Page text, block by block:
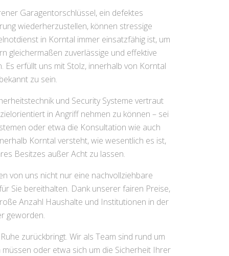
Garagentorschlüssel, ein defektes
wiederherzustellen, können stressige
in Korntal immer einsatzfähig ist, um
gleichermaßen zuverlässige und effektive
erfüllt uns mit Stolz, innerhalb von Korntal
zu sein.
und Security Systeme vertraut
in Angriff nehmen zu können – sei
oder etwa die Konsultation wie auch
Korntal versteht, wie wesentlich es ist,
Besitzes außer Acht zu lassen.
von uns nicht nur eine nachvollziehbare
Sie bereithalten. Dank unserer fairen Preise,
Anzahl Haushalte und Institutionen in der
geworden.
zurückbringt. Wir als Team sind rund um
oder etwa sich um die Sicherheit Ihrer